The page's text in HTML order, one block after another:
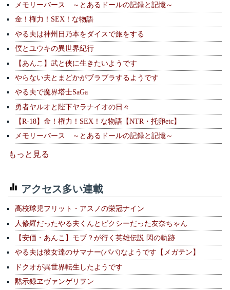
メモリーバース ～とあるドールの記録と記憶～
金！権力！SEX！な物語
やる夫は神州日乃本をダイスで旅をする
僕とユウキの異世界紀行
【あんこ】武と侠に生きたいようです
やらない夫とまどかがブラブラするようです
やる夫で魔界塔士SaGa
勇者ヤルオと陛下ヤラナイオの日々
【R-18】金！権力！SEX！な物語【NTR・托卵etc】
メモリーバース ～とあるドールの記録と記憶～
もっと見る
アクセス多い連載
高校球児フリット・アスノの栄冠ナイン
人修羅だったやる夫くんとピクシーだった友奈ちゃん
【安価・あんこ】モブ？が行く英雄伝説 閃の軌跡
やる夫は彼女達のサマナー(パパ)なようです【メガテン】
ドクオが異世界転生したようです
黙示録ヱヴァンゲリヲン